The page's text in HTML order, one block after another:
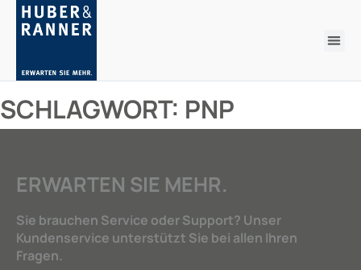
SCHLAGWORT: PNP
ERWARTEN SIE MEHR.
Sie brauchen Service oder Support? Unser
Kundenservice unterstützt Sie bei allen Ihren
Fragen.